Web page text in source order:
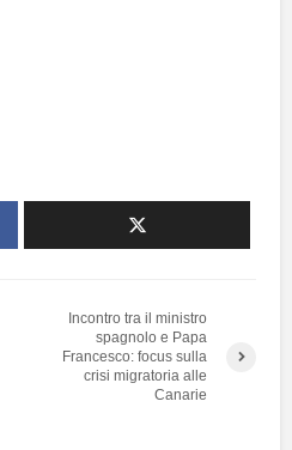
Incontro tra il ministro
spagnolo e Papa
Francesco: focus sulla
crisi migratoria alle
Canarie